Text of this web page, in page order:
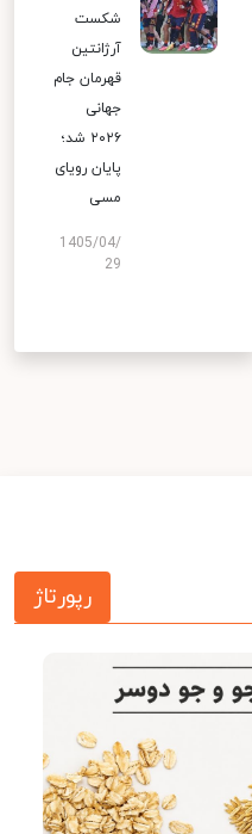
شکست
آرژانتین
قهرمان جام
جهانی
۲۰۲۶ شد؛
پایان رویای
مسی
1405/04/
29
رپورتاژ